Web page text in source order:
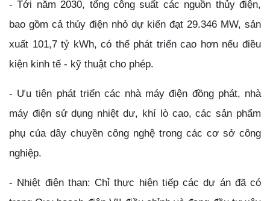
- Tới năm 2030, tổng công suất các nguồn thủy điện,
bao gồm cả thủy điện nhỏ dự kiến đạt 29.346 MW, sản
xuất 101,7 tỷ kWh, có thể phát triển cao hơn nếu điều
kiện kinh tế - kỹ thuật cho phép.
- Ưu tiên phát triển các nhà máy điện đồng phát, nhà
máy điện sử dụng nhiệt dư, khí lò cao, các sản phẩm
phụ của dây chuyền công nghệ trong các cơ sở công
nghiệp.
- Nhiệt điện than: Chỉ thực hiện tiếp các dự án đã có